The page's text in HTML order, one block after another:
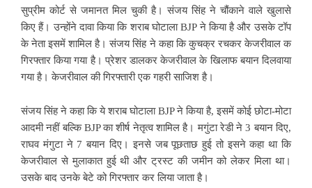
सुप्रीम कोर्ट से जमानत मिल चुकी है। संजय सिंह ने चौंकाने वाले खुलासे
किए हैं। उन्होंने दावा किया कि शराब घोटाला BJP ने किया है और उसके टॉप
के नेता इसमें शामिल है। संजय सिंह ने कहा कि कुचक्र रचकर केजरीवाल क
गिरफ्तार किया गया है। प्रेशर डालकर केजरीवाल के खिलाफ बयान दिलवाया
गया है। केजरीवाल की गिरफ्तारी एक गहरी साजिश है।
संजय सिंह ने कहा कि ये शराब घोटाला BJP ने किया है, इसमें कोई छोटा-मोटा
आदमी नहीं बल्कि BJP का शीर्ष नेतृत्व शामिल है। मगुंटा रेडी ने 3 बयान दिए,
राघव मंगुटा ने 7 बयान दिए। इनसे जब पूछताछ हुई तो इसने कहा था कि
केजरीवाल से मुलाकात हुई थी और ट्रस्ट की जमीन को लेकर मिला था।
उसके बाद उनके बेटे को गिरफ्तार कर लिया जाता है।